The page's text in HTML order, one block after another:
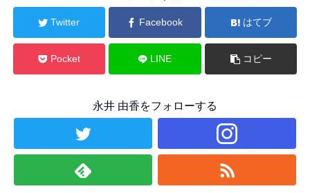
Twitter Facebook はてブ
Pocket LINE コピー
永井 由香をフォローする